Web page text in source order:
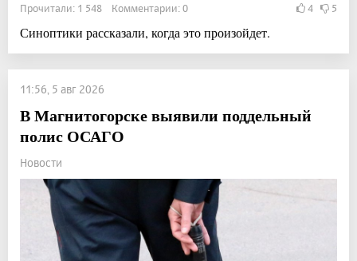
Прочитали: 1 548 Комментарии: 0 4 5
Синоптики рассказали, когда это произойдет.
11:56, 5 авг 2026
В Магнитогорске выявили поддельный
полис ОСАГО
Новости